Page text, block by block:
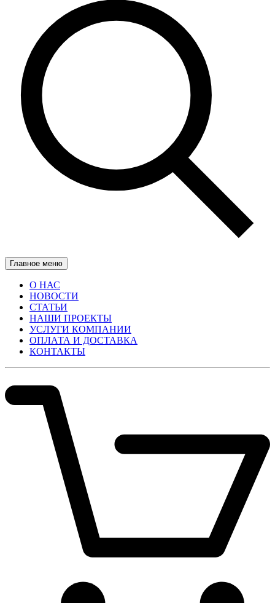
Главное меню
О НАС
НОВОСТИ
СТАТЬИ
НАШИ ПРОЕКТЫ
УСЛУГИ КОМПАНИИ
ОПЛАТА И ДОСТАВКА
КОНТАКТЫ